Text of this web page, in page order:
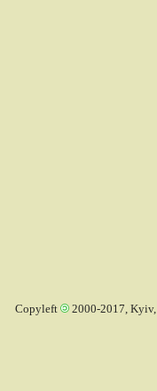
Copyleft 2000-2017, Kyiv,